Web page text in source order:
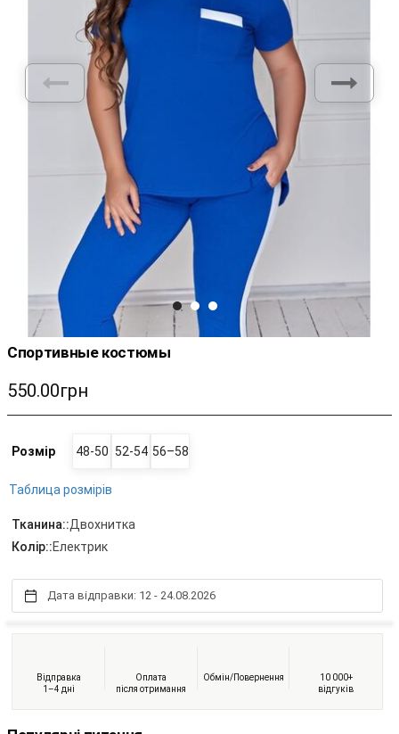
Спортивные костюмы
550.00грн
Розмір 48-50 52-54 56–58
Таблица розмірів
Тканина::Двохнитка
Колір::Електрик
Дата відправки: 12 - 24.08.2026
Відправка
1–4 дні
Оплата
після отримання
Обмін/Повернення
10 000+
відгуків